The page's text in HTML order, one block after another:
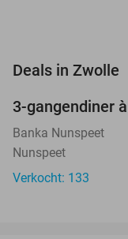
Deals in Zwolle
3-gangendiner
Banka Nunspeet
Nunspeet
Verkocht: 133